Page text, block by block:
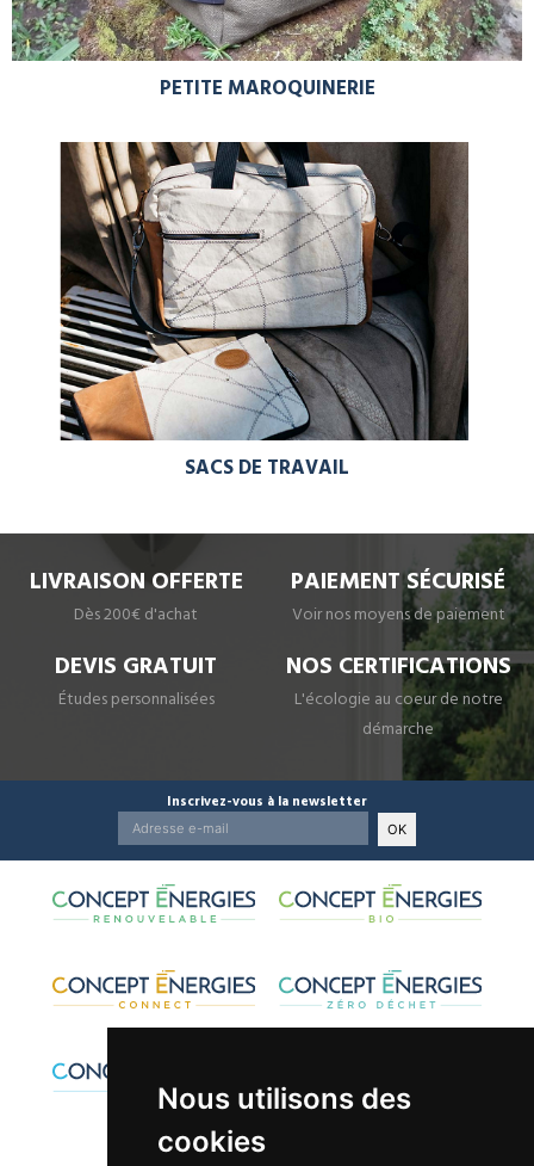
Nous utilisons des
cookies
PETITE MAROQUINERIE
SACS DE TRAVAIL
LIVRAISON OFFERTE
Dès 200€ d'achat
PAIEMENT SÉCURISÉ
Voir nos moyens de paiement
DEVIS GRATUIT
Études personnalisées
NOS CERTIFICATIONS
L'écologie au coeur de notre
démarche
Inscrivez-vous à la newsletter
OK